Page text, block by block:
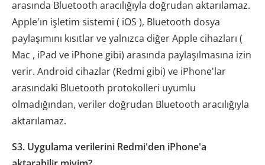
arasında Bluetooth aracılığıyla doğrudan aktarılamaz.
Apple'ın işletim sistemi ( iOS ), Bluetooth dosya
paylaşımını kısıtlar ve yalnızca diğer Apple cihazları (
Mac , iPad ve iPhone gibi) arasında paylaşılmasına izin
verir. Android cihazlar (Redmi gibi) ve iPhone'lar
arasındaki Bluetooth protokolleri uyumlu
olmadığından, veriler doğrudan Bluetooth aracılığıyla
aktarılamaz.
S3. Uygulama verilerini Redmi'den iPhone'a